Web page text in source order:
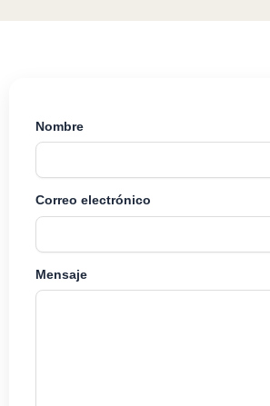
Nombre
Correo electrónico
Mensaje